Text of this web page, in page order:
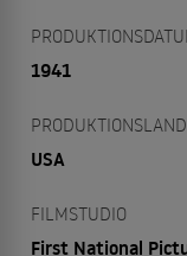
1941
PRODUKTIONSLAND
USA
FILMSTUDIO
First National